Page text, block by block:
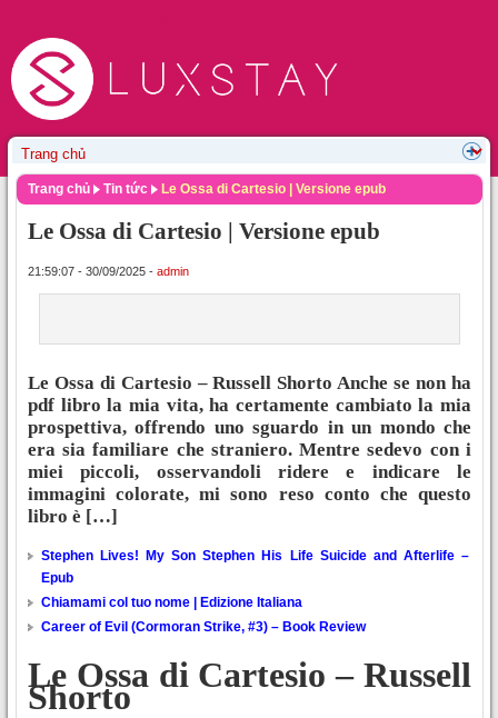
Trang chủ Tin tức Le Ossa di Cartesio | Versione epub
Le Ossa di Cartesio | Versione epub
21:59:07 - 30/09/2025 - admin
Le Ossa di Cartesio – Russell Shorto Anche se non ha
pdf libro la mia vita, ha certamente cambiato la mia
prospettiva, offrendo uno sguardo in un mondo che
era sia familiare che straniero. Mentre sedevo con i
miei piccoli, osservandoli ridere e indicare le
immagini colorate, mi sono reso conto che questo
libro è […]
Stephen Lives! My Son Stephen His Life Suicide and Afterlife –
Epub
Chiamami col tuo nome | Edizione Italiana
Career of Evil (Cormoran Strike, #3) – Book Review
Le Ossa di Cartesio – Russell
Shorto